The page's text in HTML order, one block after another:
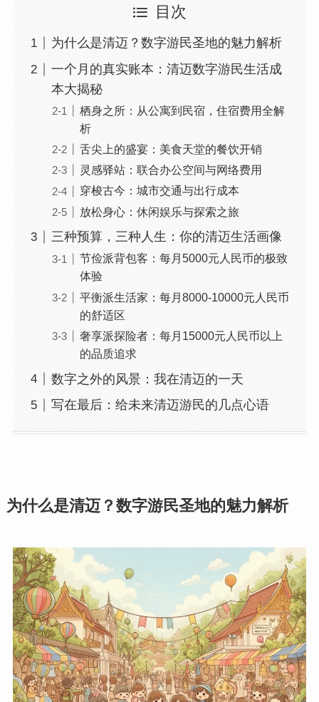
目次
为什么是清迈？数字游民圣地的魅力解析
一个月的真实账本：清迈数字游民生活成
本大揭秘
栖身之所：从公寓到民宿，住宿费用全解
析
舌尖上的盛宴：美食天堂的餐饮开销
灵感驿站：联合办公空间与网络费用
穿梭古今：城市交通与出行成本
放松身心：休闲娱乐与探索之旅
三种预算，三种人生：你的清迈生活画像
节俭派背包客：每月5000元人民币的极致
体验
平衡派生活家：每月8000-10000元人民币
的舒适区
奢享派探险者：每月15000元人民币以上
的品质追求
数字之外的风景：我在清迈的一天
写在最后：给未来清迈游民的几点心语
为什么是清迈？数字游民圣地的魅力解析